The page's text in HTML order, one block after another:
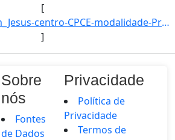
[
814: municipio-Bom_Jesus-centro-CPCE-modalidade-Presencial-convenio--selecao-SISU_COTA-cota-AA-1-sexo-F-u]
]
Sobre
nós
Fontes
de Dados
Privacidade
Política de
Privacidade
Termos de